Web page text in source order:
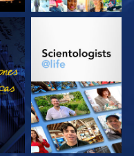
EXPLORA LAS